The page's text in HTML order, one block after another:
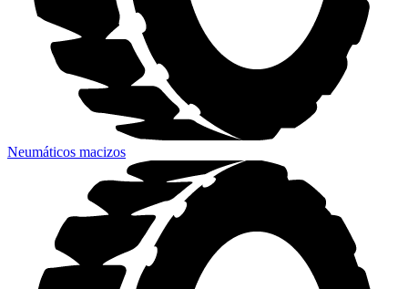
Neumáticos macizos